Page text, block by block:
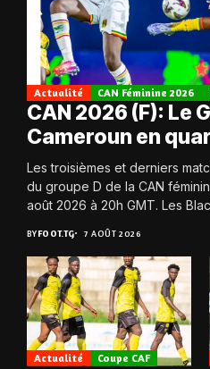
Actualité CAN Féminine 2026
CAN 2026 (F): Le
Cameroun en
Les troisièmes et derniers
du groupe D de la CAN
août 2026 à 20h GMT. Les
BYFOOT.TG 7 AOÛT 2026
Actualité Coupe CAF